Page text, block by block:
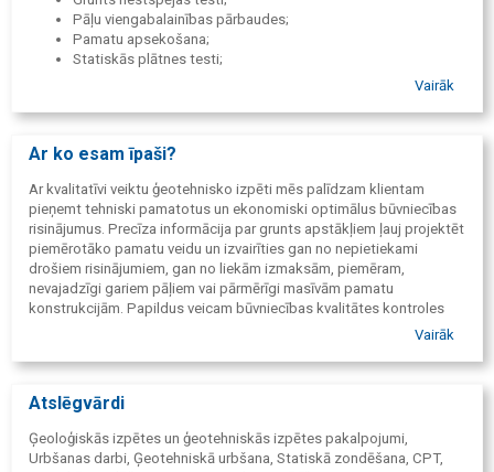
Pāļu viengabalainības pārbaudes;
Pamatu apsekošana;
Statiskās plātnes testi;
Vairāk
Ar ko esam īpaši?
Ar kvalitatīvi veiktu ģeotehnisko izpēti mēs palīdzam klientam
pieņemt tehniski pamatotus un ekonomiski optimālus būvniecības
risinājumus. Precīza informācija par grunts apstākļiem ļauj projektēt
piemērotāko pamatu veidu un izvairīties gan no nepietiekami
drošiem risinājumiem, gan no liekām izmaksām, piemēram,
nevajadzīgi gariem pāļiem vai pārmērīgi masīvām pamatu
konstrukcijām. Papildus veicam būvniecības kvalitātes kontroles
testus, ar kuriem pārbaudām izbūvēto konstrukciju un grunts slāņu
iespējamos defektus, samazināt riskus un nodrošināt būves drošu
Vairāk
Atslēgvārdi
Ģeoloģiskās izpētes un ģeotehniskās izpētes pakalpojumi,
Urbšanas darbi, Ģeotehniskā urbšana, Statiskā zondēšana, CPT,